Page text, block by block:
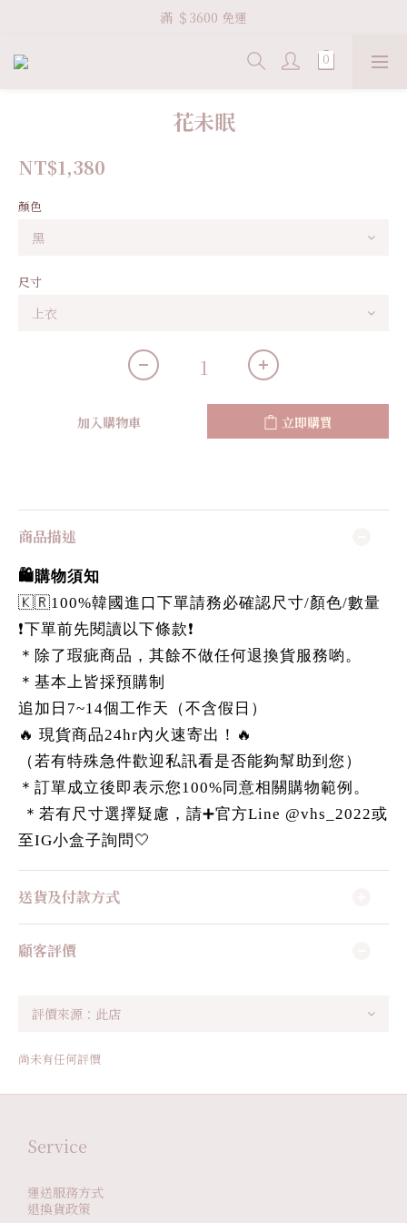
Welcome VHS.co
滿 ＄3600 免運
Welcome VHS.co
花未眠
NT$1,380
顏色
尺寸
加入購物車 立即購買
商品描述
🛍️購物須知
🇰🇷100%韓國進口下單請務必確認尺寸/顏色/數量
❗️下單前先閱讀以下條款❗️
＊除了瑕疵商品，其餘不做任何退換貨服務喲。
＊基本上皆採預購制
追加日7~14個工作天（不含假日）
🔥 現貨商品24hr內火速寄出！🔥
（若有特殊急件歡迎私訊看是否能夠幫助到您）
＊訂單成立後即表示您100%同意相關購物範例。
＊若有尺寸選擇疑慮，請➕官方Line @vhs_2022或
至IG小盒子詢問🤍
送貨及付款方式
顧客評價
尚未有任何評價
Service
運送服務方式
退換貨政策